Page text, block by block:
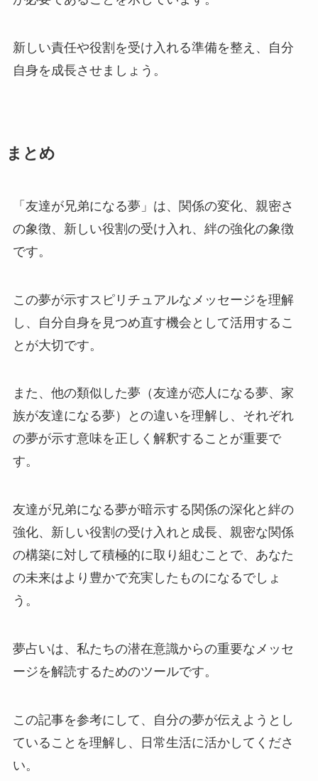
新しい責任や役割を受け入れる準備を整え、自分
自身を成長させましょう。
まとめ
「友達が兄弟になる夢」は、関係の変化、親密さ
の象徴、新しい役割の受け入れ、絆の強化の象徴
です。
この夢が示すスピリチュアルなメッセージを理解
し、自分自身を見つめ直す機会として活用するこ
とが大切です。
また、他の類似した夢（友達が恋人になる夢、家
族が友達になる夢）との違いを理解し、それぞれ
の夢が示す意味を正しく解釈することが重要で
す。
友達が兄弟になる夢が暗示する関係の深化と絆の
強化、新しい役割の受け入れと成長、親密な関係
の構築に対して積極的に取り組むことで、あなた
の未来はより豊かで充実したものになるでしょ
う。
夢占いは、私たちの潜在意識からの重要なメッセ
ージを解読するためのツールです。
この記事を参考にして、自分の夢が伝えようとし
ていることを理解し、日常生活に活かしてくださ
い。